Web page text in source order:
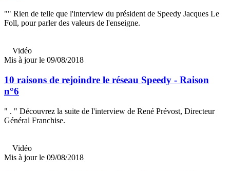
"" Rien de telle que l'interview du président de Speedy Jacques Le
Foll, pour parler des valeurs de l'enseigne.
Vidéo
Mis à jour le 09/08/2018
10 raisons de rejoindre le réseau Speedy - Raison
n°6
" . " Découvrez la suite de l'interview de René Prévost, Directeur
Général Franchise.
Vidéo
Mis à jour le 09/08/2018